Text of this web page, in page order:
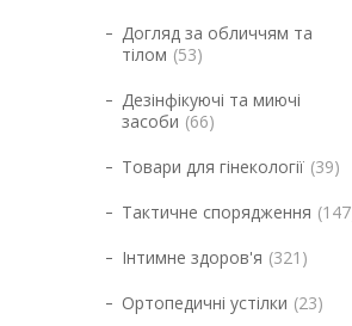
Догляд за обличчям та
тілом 53
Дезінфікуючі та миючі
засоби 66
Товари для гінекології 39
Тактичне спорядження 147
Інтимне здоров'я 321
Ортопедичні устілки 23